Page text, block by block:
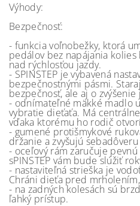
Výhody:
Bezpečnosť:
- funkcia voľnobežky, ktorá
pedálov bez napájania
nad rýchlosťou jazdy.
- SPINSTEP je vybavená
bezpečnostnými pásmi.
bezpečnosť, ale aj o
- odnímateľné mäkké madlo
vybratie dieťaťa. Má
vďaka ktorému ho rodič
- gumené protišmykové
držanie a zvyšujú
- oceľový rám zaručuje
sPINSTEP vám bude slúžiť
- nastaviteľná strieška je
Chráni dieťa pred
- na zadných kolesách sú
ľahký prístup.